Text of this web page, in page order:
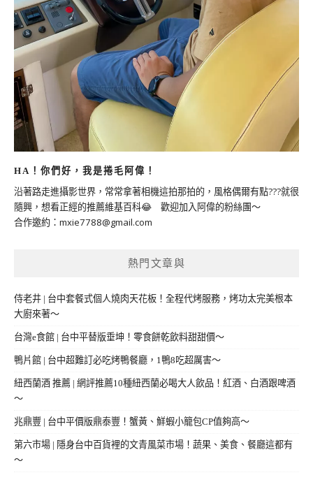
HA！你們好，我是捲毛阿偉！
沿著路走進攝影世界，常常拿著相機這拍那拍的，風格偶爾有點???就很
隨興，想看正經的推薦維基百科😂 歡迎加入阿偉的粉絲團～
合作邀約： mxie7788@gmail.com
熱門文章與
侍老井 | 台中套餐式個人燒肉天花板！全程代烤服務，烤功太完美根本
大廚來著～
台灣e食館 | 台中平替版垂坤！零食餅乾飲料甜甜價～
鴨片館 | 台中超難訂必吃烤鴨餐廳，1鴨8吃超厲害～
紐西蘭酒 推薦 | 網評推薦10種紐西蘭必喝大人飲品！紅酒、白酒跟啤酒
～
兆鼎豐 | 台中平價版鼎泰豐！蟹黃、鮮蝦小籠包CP值夠高～
第六市場 | 隱身台中百貨裡的文青風菜市場！蔬果、美食、餐廳這都有
～